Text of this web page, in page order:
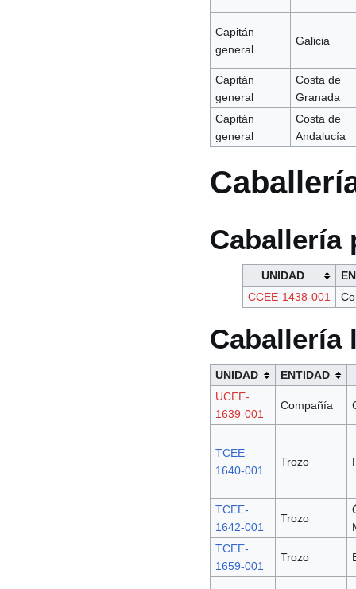
Capitán
general
Galicia
Capitán
general
Costa de
Granada
Capitán
general
Costa de
Andalucía
Caballería
UNIDAD
CCEE-1438-001
Caballería
UNIDAD
ENTIDAD
UCEE-
1639-001
Compañía
TCEE-
1640-001
Trozo
TCEE-
1642-001
Trozo
TCEE-
1659-001
Trozo